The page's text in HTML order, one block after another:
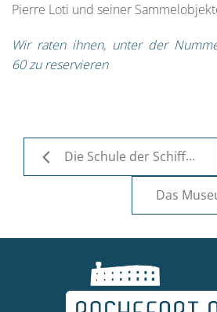
Pierre Loti und seiner
Wir raten ihnen, unter der
60 zu reservieren
Die Schule der Schiffahrtsmedizin in Rochefort